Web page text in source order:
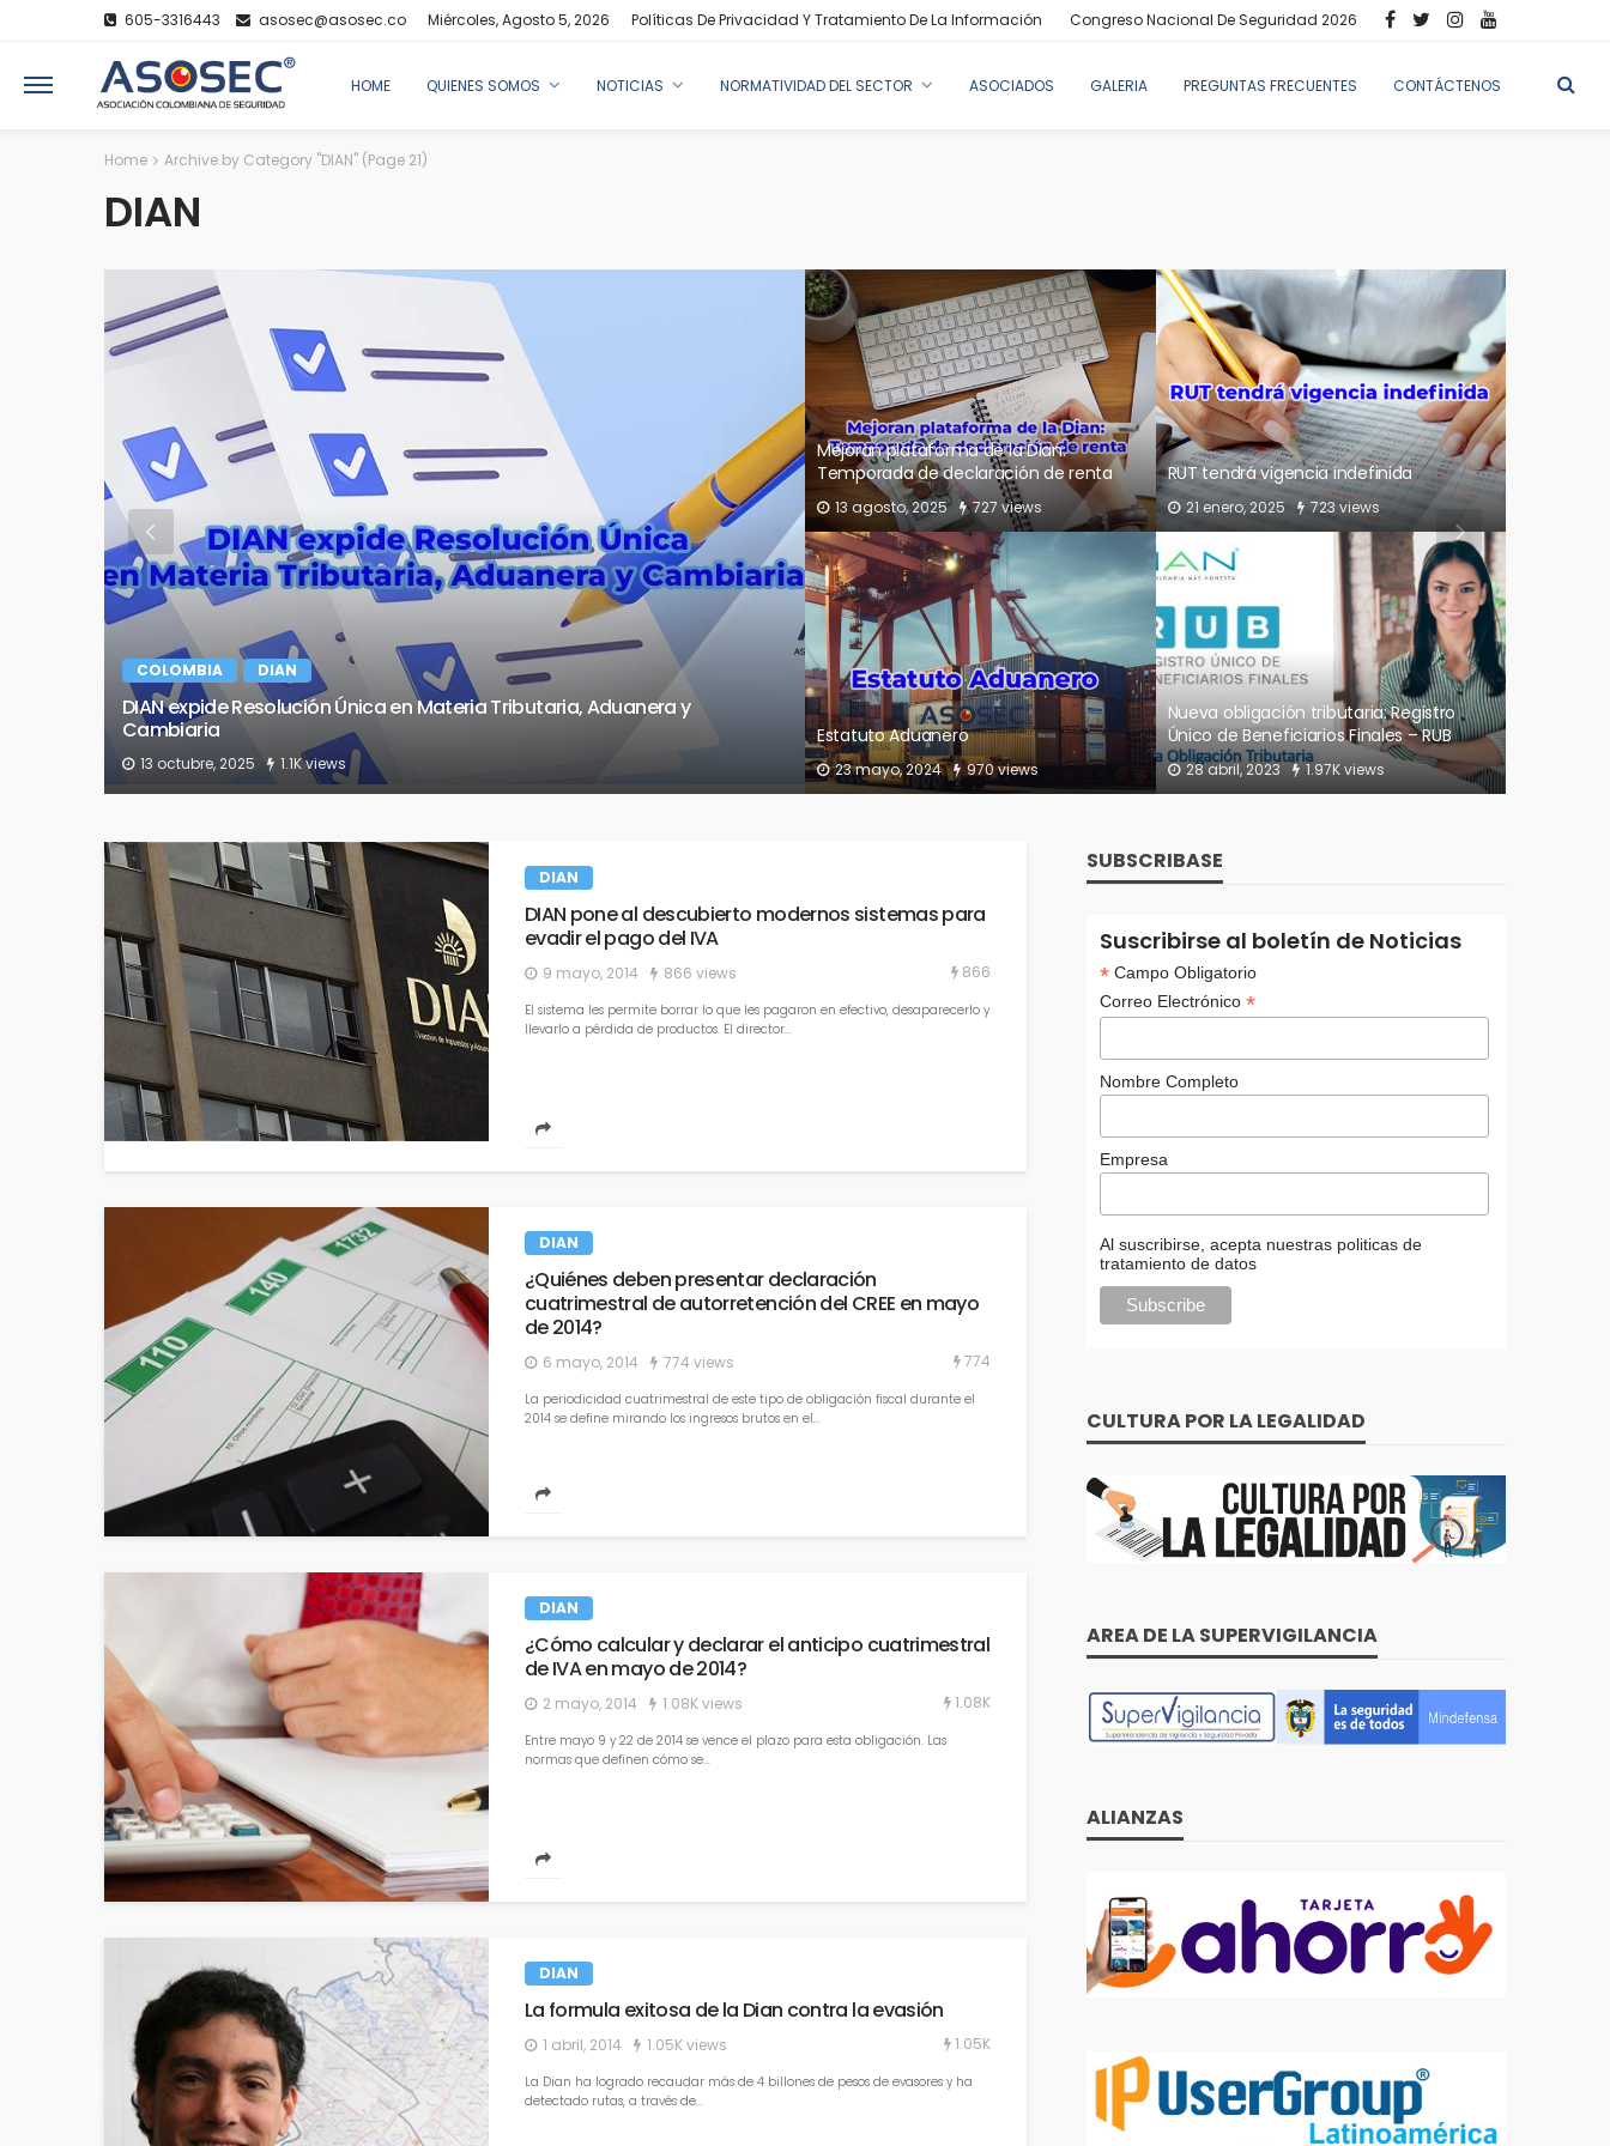
605-3316443 asosec@asosec.co Miércoles, Agosto 5, 2026 Políticas De Privacidad Y Tratamiento De La Información Congreso Nacional De Seguridad 2026
HOME QUIENES SOMOS NOTICIAS NORMATIVIDAD DEL SECTOR ASOCIADOS GALERIA PREGUNTAS FRECUENTES CONTÁCTENOS
Home Archive by Category "DIAN" (Page 21)
DIAN
COLOMBIA DIAN
Obligado a facturar electrónicamente debe hacerlo sin importar si los
bienes y servicios que vende estén o no gravados con IVA
8 abril, 2023 1.3K views
La Dian permitirá deducir de la base
gravable de renta todos los costos y
gastos pagados a través de Nequi o
Daviplata
18 febrero, 2023 1.37K views
Estos son los plazos para declarar y
pagar impuestos en el 2023
13 enero, 2023 1.14K views
El nuevo enfoque regulador de los
criptoactivos
28 octubre, 2022 965 views
Estos serían los obligados a presentar
exógena por el año gravable 2023
28 octubre, 2022 1.69K views
DIAN
​DIAN pone al descubierto modernos sistemas para
evadir el pago del IVA
9 mayo, 2014 866 views 866
El sistema les permite borrar lo que les pagaron en efectivo, desaparecerlo y
llevarlo a pérdida de productos. El director...
DIAN
¿Quiénes deben presentar declaración
cuatrimestral de autorretención del CREE en mayo
de 2014?
6 mayo, 2014 774 views 774
La periodicidad cuatrimestral de este tipo de obligación fiscal durante el
2014 se define mirando los ingresos brutos en el...
DIAN
¿Cómo calcular y declarar el anticipo cuatrimestral
de IVA en mayo de 2014?
2 mayo, 2014 1.08K views 1.08K
Entre mayo 9 y 22 de 2014 se vence el plazo para esta obligación. Las
normas que definen cómo se...
DIAN
La formula exitosa de la Dian contra la evasión
1 abril, 2014 1.05K views 1.05K
La Dian ha logrado recaudar más de 4 billones de pesos de evasores y ha
detectado rutas, a través de...
SUBSCRIBASE
Suscribirse al boletín de Noticias
*Campo Obligatorio
Correo Electrónico *
Nombre Completo
Empresa
Al suscribirse, acepta nuestras politicas de
tratamiento de datos
CULTURA POR LA LEGALIDAD
AREA DE LA SUPERVIGILANCIA
ALIANZAS